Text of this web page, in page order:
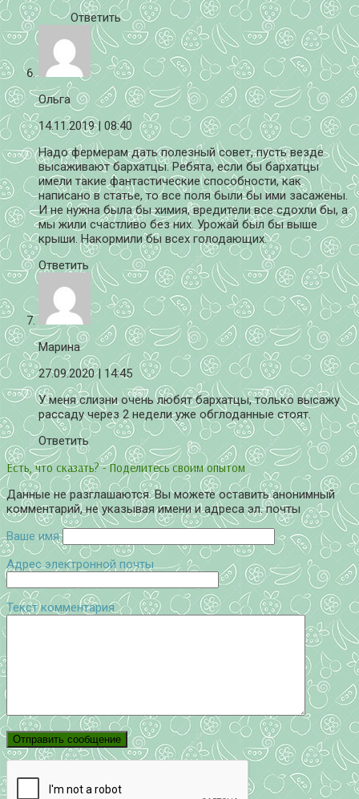
Ответить
Ольга
14.11.2019| 08:40
Надо фермерам дать полезный совет, пусть везде
высаживают бархатцы. Ребята, если бы бархатцы
имели такие фантастические способности, как
написано в статье, то все поля были бы ими засажены.
И не нужна была бы химия, вредители все сдохли бы, а
мы жили счастливо без них. Урожай был бы выше
крыши. Накормили бы всех голодающих.
Ответить
Марина
27.09.2020| 14:45
У меня слизни очень любят бархатцы, только высажу
рассаду через 2 недели уже обглоданные стоят.
Ответить
Есть, что сказать? - Поделитесь своим опытом
Данные не разглашаются. Вы можете оставить анонимный
комментарий, не указывая имени и адреса эл. почты
Ваше имя
Адрес электронной почты
Текст комментария